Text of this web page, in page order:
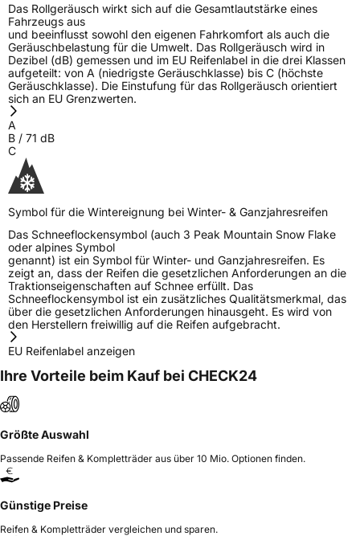
Das Rollgeräusch wirkt sich auf die Gesamtlautstärke eines
Fahrzeugs aus
und beeinflusst sowohl den eigenen Fahrkomfort als auch die
Geräuschbelastung für die Umwelt. Das Rollgeräusch wird in
Dezibel (dB) gemessen und im EU Reifenlabel in die drei Klassen
aufgeteilt: von A (niedrigste Geräuschklasse) bis C (höchste
Geräuschklasse). Die Einstufung für das Rollgeräusch orientiert
sich an EU Grenzwerten.
A
B / 71 dB
C
Symbol für die Wintereignung bei Winter- & Ganzjahresreifen
Das Schneeflockensymbol (auch 3 Peak Mountain Snow Flake
oder alpines Symbol
genannt) ist ein Symbol für Winter- und Ganzjahresreifen. Es
zeigt an, dass der Reifen die gesetzlichen Anforderungen an die
Traktionseigenschaften auf Schnee erfüllt. Das
Schneeflockensymbol ist ein zusätzliches Qualitätsmerkmal, das
über die gesetzlichen Anforderungen hinausgeht. Es wird von
den Herstellern freiwillig auf die Reifen aufgebracht.
EU Reifenlabel anzeigen
Ihre Vorteile beim Kauf bei CHECK24
Größte Auswahl
Passende Reifen & Kompletträder aus über 10 Mio. Optionen finden.
Günstige Preise
Reifen & Kompletträder vergleichen und sparen.